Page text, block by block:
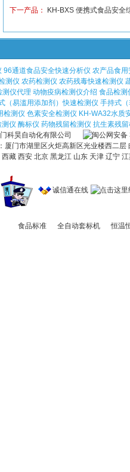
下一产品：
KH-BXS 便携式食品安全
96通道食品安全快速分析仪 农产品食
测仪 农药检测仪 农药残毒快速检测仪
测仪代理 动物疫病检测仪介绍 食品检测
（易滥用添加剂）快速检测仪 手持式
检测仪 色素安全检测仪 KH-WA32水质
仪 酶标仪 药物残留检测仪 抗生素残
科昊自动化有限公司
厦门市湖里区火炬高新区光业楼西二
藏 西安 北京 黑龙江 山东 天津 辽宁
诚信通在线
食品标准 全自动套标机 恒温